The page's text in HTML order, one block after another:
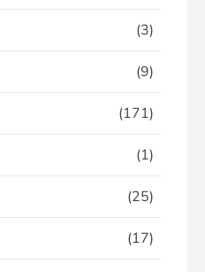
(3)
(9)
(171)
(1)
(25)
(17)